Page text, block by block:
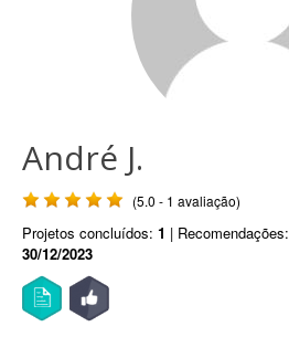
André J.
(5.0 - 1 avaliação)
Projetos concluídos: 1 | Recomendações:
30/12/2023